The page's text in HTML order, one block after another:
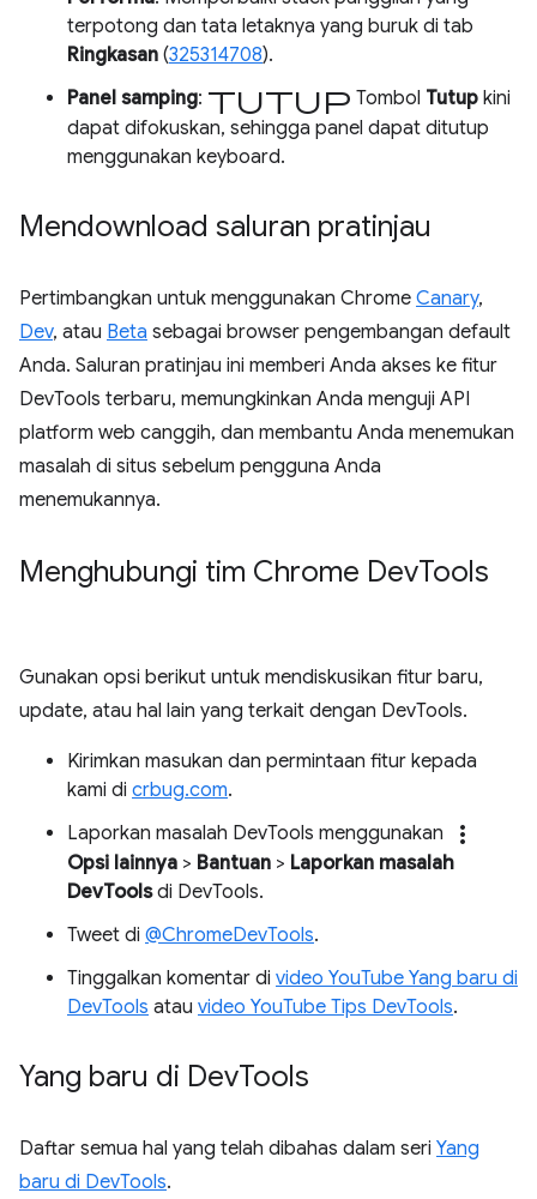
terpotong dan tata letaknya yang buruk di tab
Ringkasan (325314708).
Panel samping: tutup Tombol Tutup kini
dapat difokuskan, sehingga panel dapat ditutup
menggunakan keyboard.
Mendownload saluran pratinjau
Pertimbangkan untuk menggunakan Chrome Canary,
Dev, atau Beta sebagai browser pengembangan default
Anda. Saluran pratinjau ini memberi Anda akses ke fitur
DevTools terbaru, memungkinkan Anda menguji API
platform web canggih, dan membantu Anda menemukan
masalah di situs sebelum pengguna Anda
menemukannya.
Menghubungi tim Chrome DevTools
Gunakan opsi berikut untuk mendiskusikan fitur baru,
update, atau hal lain yang terkait dengan DevTools.
Kirimkan masukan dan permintaan fitur kepada
kami di crbug.com.
Laporkan masalah DevTools menggunakan
more_vert
Opsi lainnya > Bantuan > Laporkan masalah
DevToolsdi DevTools.
Tweet di @ChromeDevTools.
Tinggalkan komentar di video YouTube Yang baru di
DevTools atau video YouTube Tips DevTools.
Yang baru di DevTools
Daftar semua hal yang telah dibahas dalam seri Yang
baru di DevTools.